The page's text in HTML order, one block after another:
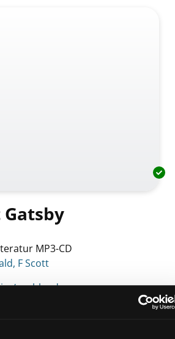
MP3-CD
diesem Verfasser
F Scott
ausblenden